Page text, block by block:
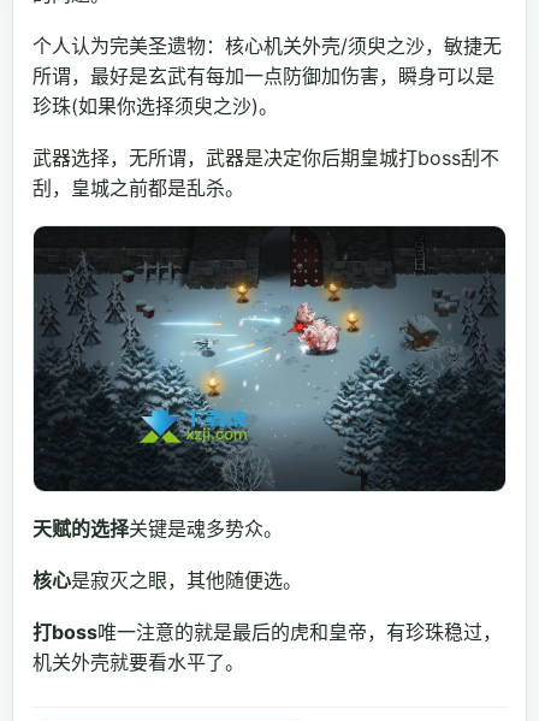
个人认为完美圣遗物：核心机关外壳/须臾之沙，敏捷无
所谓，最好是玄武有每加一点防御加伤害，瞬身可以是
珍珠(如果你选择须臾之沙)。
武器选择，无所谓，武器是决定你后期皇城打boss刮不
刮，皇城之前都是乱杀。
天赋的选择关键是魂多势众。
核心是寂灭之眼，其他随便选。
打boss唯一注意的就是最后的虎和皇帝，有珍珠稳过，
机关外壳就要看水平了。